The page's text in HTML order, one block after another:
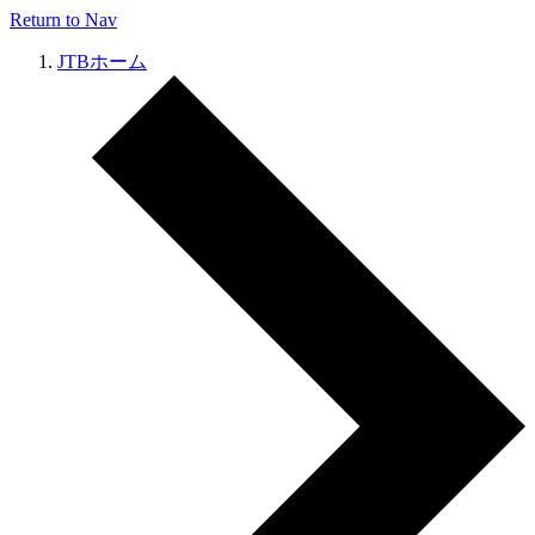
Return to Nav
JTBホーム